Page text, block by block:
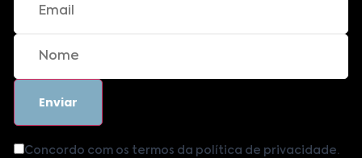
Concordo com os termos da política de privacidade.